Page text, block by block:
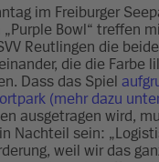
im Freiburger
Bowl“ treffen
Reutlingen die
die die Farbe
Dass das Spiel
(mehr dazu
ausgetragen wird,
Nachteil sein:
weil wir das